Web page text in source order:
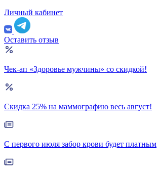
Личный кабинет
Оставить отзыв
Чек-ап «Здоровье мужчины» со скидкой!
Скидка 25% на маммографию весь август!
С первого июля забор крови будет платным